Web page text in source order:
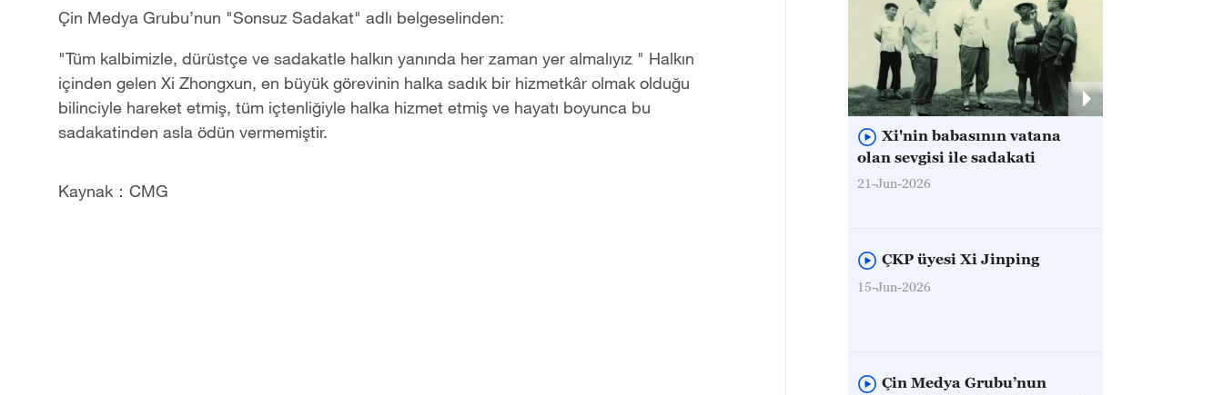
Video
Çin Medya Grubu’nun "Sonsuz Sadakat" adlı belgeselinden:
"Tüm kalbimizle, dürüstçe ve sadakatle halkın yanında her zaman yer almalıyız " Halkın
içinden gelen Xi Zhongxun, en büyük görevinin halka sadık bir hizmetkâr olmak olduğu
bilinciyle hareket etmiş, tüm içtenliğiyle halka hizmet etmiş ve hayatı boyunca bu
sadakatinden asla ödün vermemiştir.
Kaynak：CMG
Xi'nin babasının vatana
olan sevgisi ile sadakati
21-Jun-2026
ÇKP üyesi Xi Jinping
15-Jun-2026
Çin Medya Grubu’nun